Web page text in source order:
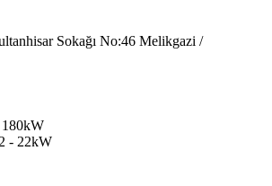
Sokağı No:46 Melikgazi /
- 22kW